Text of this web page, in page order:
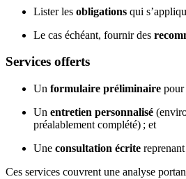
Lister les obligations qui
Le cas échéant, fournir des
Services offerts
Un formulaire préliminaire pour
Un entretien personnalisé
préalablement complété) ; et
Une consultation écrite
Ces services couvrent une analyse